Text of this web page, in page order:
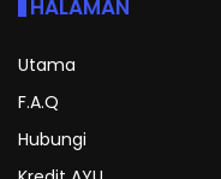
HALAMAN
Utama
F.A.Q
Hubungi